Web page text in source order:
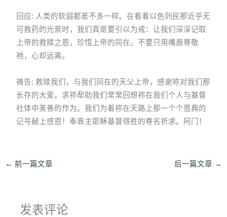
回应: 人类的软弱都差不多一样。在看着以色列民那近乎无
可救药的光景时，我们真是要引以为戒：让我们深深记取
上帝的救赎之恩，珍惜上帝的同在。不要只用嘴唇尊敬
祂，心却远离。
祷告: 救赎我们，与我们同在的天父上帝，感谢祢对我们那
长存的大爱。求祢帮助我们常常回想祢在我们个人与基督
社体中美善的作为。我们为着祢在天路上那一个个恩典的
记号献上感恩！奉靠主耶稣基督得胜的尊名祈求。阿门！
← 前一篇文章 后一篇文章 →
发表评论